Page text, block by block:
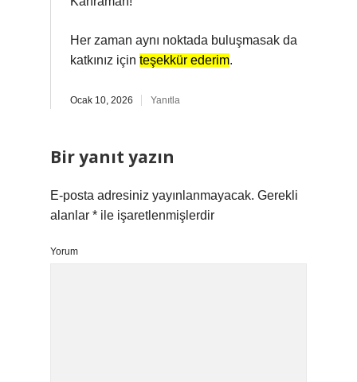
Her zaman aynı noktada buluşmasak da
katkınız için teşekkür ederim.
Ocak 10, 2026 Yanıtla
Bir yanıt yazın
E-posta adresiniz yayınlanmayacak. Gerekli
alanlar * ile işaretlenmişlerdir
Yorum